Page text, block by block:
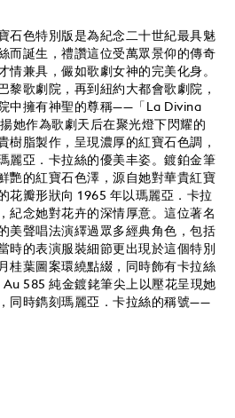
石色特別版是為紀念二十世紀最具魅
而誕生，禮讚這位受萬眾景仰的傳奇
情兼具，儼如歌劇女神的完美化身。
黎歌劇院，再到紐約大都會歌劇院，
中擁有神聖的尊稱——「La Divina
她作為歌劇天后在聚光燈下閃耀的
樹脂製作，呈現濃厚的紅寶石色調，
麗亞．卡拉絲的優美丰姿。鍍鉑金筆
艷的紅寶石色澤，源自她對華貴紅寶
花瓣形狀向 1965 年以瑪麗亞．卡拉
紀念她對花卉的深情厚意。這位著名
美聲唱法演繹過眾多經典角色，包括
時的表演服裝細節更出現於這個特別
桂葉圖案環繞點綴，同時飾有卡拉絲
585 純金鍍銠筆尖上以壓花呈現她
同時鐫刻瑪麗亞．卡拉絲的稱號——